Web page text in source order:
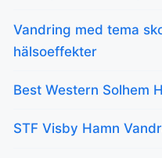
Vandring med tema
hälsoeffekter
Best Western Solhem
STF Visby Hamn